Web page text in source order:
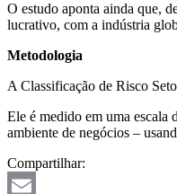
O estudo aponta ainda que,
lucrativo, com a indústria
Metodologia
A Classificação de Risco
Ele é medido em uma escala
ambiente de negócios –
Compartilhar: